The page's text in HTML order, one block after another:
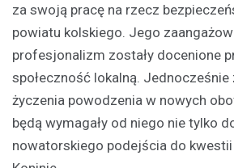
za swoją pracę na rzecz
powiatu kolskiego. Jego
profesjonalizm zostały docenione
społeczność lokalną. Jednocześnie
życzenia powodzenia w nowych
będą wymagały od niego nie tylko
nowatorskiego podejścia do